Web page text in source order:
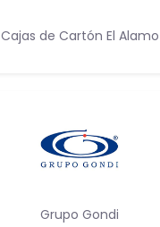
Cajas de Cartón El Alamo
Grupo Gondi